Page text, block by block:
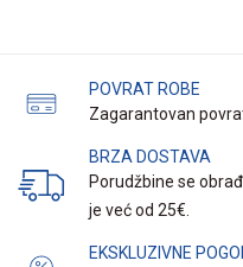
POVRAT ROBE
Zagarantovan
BRZA DOSTAVA
Porudžbine se
je već od 25€.
EKSKLUZIVNE